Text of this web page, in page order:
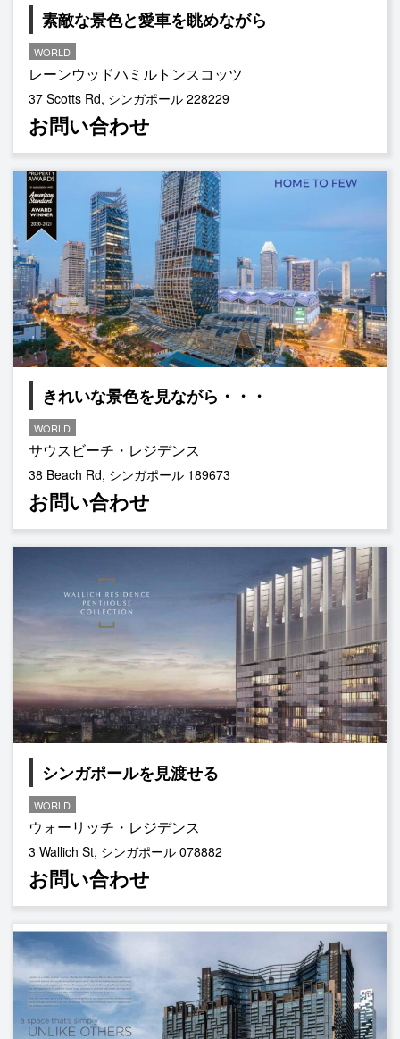
素敵な景色と愛車を眺めながら
WORLD
レーンウッドハミルトンスコッツ
37 Scotts Rd, シンガポール 228229
お問い合わせ
きれいな景色を見ながら・・・
WORLD
サウスビーチ・レジデンス
38 Beach Rd, シンガポール 189673
お問い合わせ
シンガポールを見渡せる
WORLD
ウォーリッチ・レジデンス
3 Wallich St, シンガポール 078882
お問い合わせ